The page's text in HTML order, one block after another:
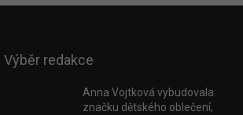
Výběr redakce
Anna Vojtková vybudovala
značku dětského oblečení,